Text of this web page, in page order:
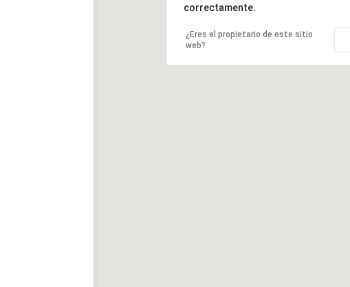
correctamente.
¿Eres el propietario de este sitio
web?